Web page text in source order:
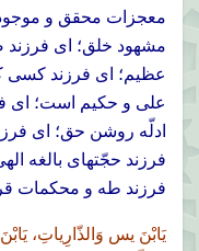
معجزات محقق و
مشهود خلق؛ اى فرزند
عظيم؛ اى فرزند كسى
على و حكيم است؛ اى
ادلّه روشن حق؛ اى
فرزند حجّتهاى بالغه
فرزند طه و محكمات
يَابْنَ يس وَالذّارِياتِ،